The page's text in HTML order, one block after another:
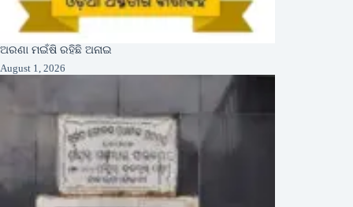
ଅରଣା ମଇଁଷି ରହିଛି ଅନାଇ
August 1, 2026